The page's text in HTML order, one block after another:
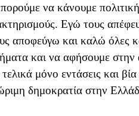
να κάνουμε
Εγώ τους
αποφεύγω και καλώ όλες
και να αφήσουμε
μόνο εντάσεις και
δημοκρατία στην